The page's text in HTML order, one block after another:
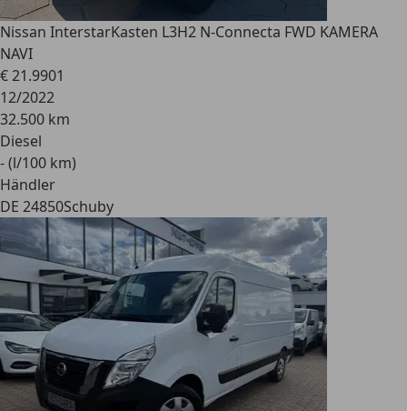
Nissan InterstarKasten L3H2 N-Connecta FWD KAMERA
NAVI
€ 21.9901
12/2022
32.500 km
Diesel
- (l/100 km)
Händler
DE 24850Schuby